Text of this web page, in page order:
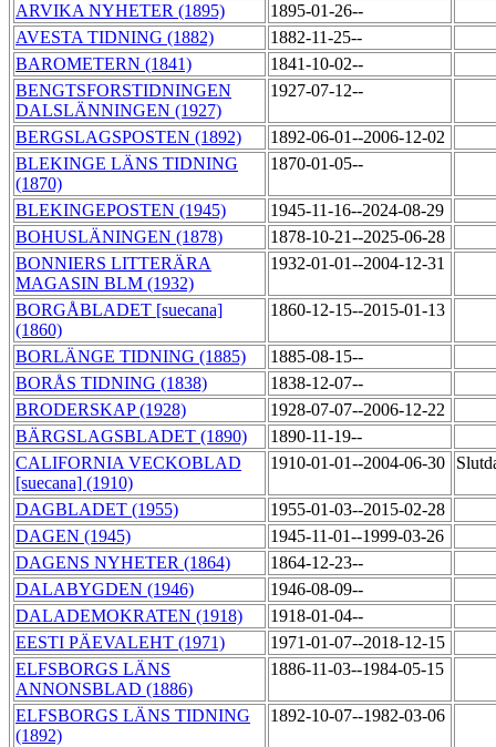
ARVIKA NYHETER (1895)
1895-01-26--
AVESTA TIDNING (1882)
1882-11-25--
BAROMETERN (1841)
1841-10-02--
BENGTSFORSTIDNINGEN
DALSLÄNNINGEN (1927)
1927-07-12--
BERGSLAGSPOSTEN (1892)
1892-06-01--2006-12-02
BLEKINGE LÄNS TIDNING
(1870)
1870-01-05--
BLEKINGEPOSTEN (1945)
1945-11-16--2024-08-29
BOHUSLÄNINGEN (1878)
1878-10-21--2025-06-28
BONNIERS LITTERÄRA
MAGASIN BLM (1932)
1932-01-01--2004-12-31
BORGÅBLADET [suecana]
(1860)
1860-12-15--2015-01-13
BORLÄNGE TIDNING (1885)
1885-08-15--
BORÅS TIDNING (1838)
1838-12-07--
BRODERSKAP (1928)
1928-07-07--2006-12-22
BÄRGSLAGSBLADET (1890)
1890-11-19--
CALIFORNIA VECKOBLAD
[suecana] (1910)
1910-01-01--2004-06-30
DAGBLADET (1955)
1955-01-03--2015-02-28
DAGEN (1945)
1945-11-01--1999-03-26
DAGENS NYHETER (1864)
1864-12-23--
DALABYGDEN (1946)
1946-08-09--
DALADEMOKRATEN (1918)
1918-01-04--
EESTI PÄEVALEHT (1971)
1971-01-07--2018-12-15
ELFSBORGS LÄNS
ANNONSBLAD (1886)
1886-11-03--1984-05-15
ELFSBORGS LÄNS TIDNING
(1892)
1892-10-07--1982-03-06